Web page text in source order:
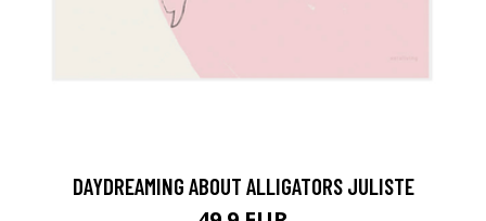
DAYDREAMING ABOUT ALLIGATORS JULISTE